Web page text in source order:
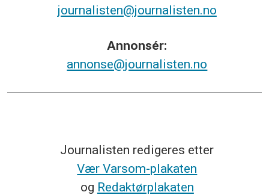
journalisten@journalisten.no
Annonsér:
annonse@journalisten.no
Journalisten redigeres etter
Vær Varsom-plakaten
og Redaktørplakaten